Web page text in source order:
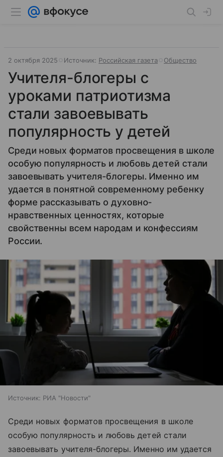
2 октября 2025 Источник: Российская газета Общество
Учителя-блогеры с
уроками патриотизма
стали завоевывать
популярность у детей
Среди новых форматов просвещения в школе
особую популярность и любовь детей стали
завоевывать учителя-блогеры. Именно им
удается в понятной современному ребенку
форме рассказывать о духовно-
нравственных ценностях, которые
свойственны всем народам и конфессиям
России.
Источник: РИА "Новости"
Среди новых форматов просвещения в школе
особую популярность и любовь детей стали
завоевывать учителя-блогеры. Именно им удается